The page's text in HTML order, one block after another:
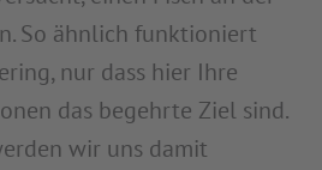
So ähnlich funktioniert
nur dass hier Ihre
das begehrte Ziel sind.
wir uns damit